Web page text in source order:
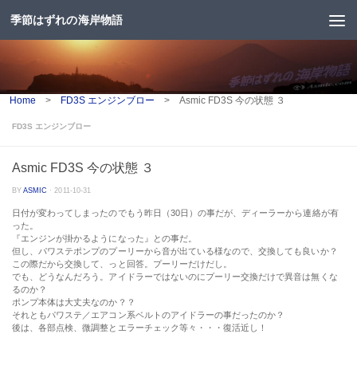
コンテンツへスキップ
季節はずれの海岸物語
Home > FD3S エンジンブロー > Asmic FD3S 今の状態 ３
FD3S エンジンブロー
Asmic FD3S 今の状態 ３
BYASMIC ·2011-10-31
日付が変わってしまったのでもう昨日（30日）の事だが、ディーラーから連絡が有
った。
『 エンジンが掛かるようになった 』との事だ。
但し、パワステポンプのプーリーから音が出ている様なので、交換しても良いか？
この際だから交換して、っと回答。プーリーだけだし。
でも、どうなんだろう。アイドラーではないのにプーリー交換だけで異音は無くな
るのか？
ポンプ本体は大丈夫なのか？？
それともパワステ／エアコン系ベルトのアイドラーの事だったのか？
後は、各部点検、微調整とエラーチェック等々・・・復活近し！